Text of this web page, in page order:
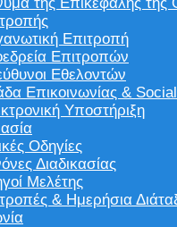
Επιτροπή
Επιτροπών
Εθελοντών
Επικοινωνίας & Social
Υποστήριξη
Οδηγίες
Διαδικασίας
Μελέτης
& Ημερήσια